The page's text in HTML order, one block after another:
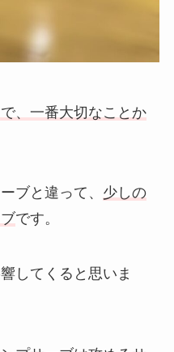
、一番大切なことか
ブと違って、 少しの
です。
してくると思いま